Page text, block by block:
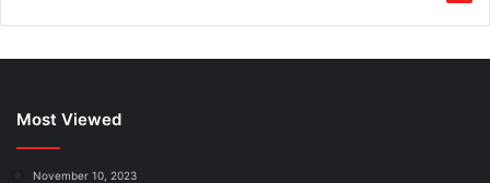
Most Viewed
November 10, 2023